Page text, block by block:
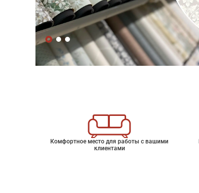
Комфортное место для работы с вашими
клиентами